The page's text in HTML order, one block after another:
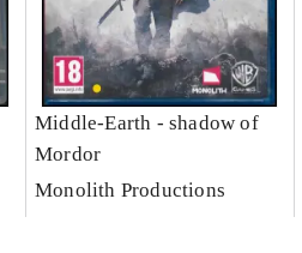
Middle-Earth - shadow of
Mordor
Monolith Productions